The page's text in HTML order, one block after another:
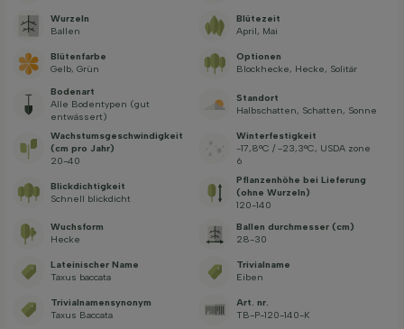
Wurzeln
Ballen
Blütezeit
April, Mai
Blütenfarbe
Gelb, Grün
Optionen
Blockhecke, Hecke, Solitär
Bodenart
Alle Bodentypen (gut
entwässert)
Standort
Halbschatten, Schatten, Sonne
Wachstums­geschwindig­keit
(cm pro Jahr)
20-40
Winterfestigkeit
-17,8°C / -23,3°C, USDA zone
6
Blickdichtigkeit
Schnell blickdicht
Pflanzenhöhe bei Lieferung
(ohne Wurzeln)
120-140
Wuchsform
Hecke
Ballen durchmesser (cm)
28-30
Lateinischer Name
Taxus baccata
Trivialname
Eiben
Trivialnamensynonym
Taxus Baccata
Art. nr.
TB-P-120-140-K